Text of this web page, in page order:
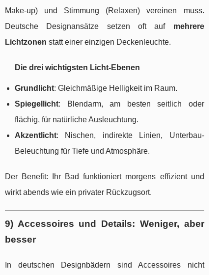
Make-up) und Stimmung (Relaxen) vereinen muss.
Deutsche Designansätze setzen oft auf mehrere
Lichtzonen statt einer einzigen Deckenleuchte.
Die drei wichtigsten Licht-Ebenen
Grundlicht: Gleichmäßige Helligkeit im Raum.
Spiegellicht: Blendarm, am besten seitlich oder
flächig, für natürliche Ausleuchtung.
Akzentlicht: Nischen, indirekte Linien, Unterbau-
Beleuchtung für Tiefe und Atmosphäre.
Der Benefit: Ihr Bad funktioniert morgens effizient und
wirkt abends wie ein privater Rückzugsort.
9) Accessoires und Details: Weniger, aber
besser
In deutschen Designbädern sind Accessoires nicht